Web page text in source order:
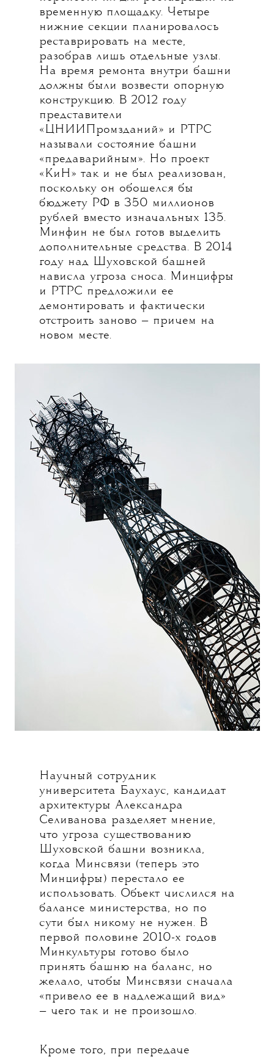
временную площадку. Четыре
нижние секции планировалось
реставрировать на месте,
разобрав лишь отдельные узлы.
На время ремонта внутри башни
должны были возвести опорную
конструкцию. В 2012 году
представители
«ЦНИИПромзданий» и РТРС
называли состояние башни
«предаварийным». Но проект
«КиН» так и не был реализован,
поскольку он обошелся бы
бюджету РФ в 350 миллионов
рублей вместо изначальных 135.
Минфин не был готов выделить
дополнительные средства. В 2014
году над Шуховской башней
нависла угроза сноса. Минцифры
и РТРС предложили ее
демонтировать и фактически
отстроить заново — причем на
новом месте.
Научный сотрудник
университета Баухаус, кандидат
архитектуры Александра
Селиванова разделяет мнение,
что угроза существованию
Шуховской башни возникла,
когда Минсвязи (теперь это
Минцифры) перестало ее
использовать. Объект числился на
балансе министерства, но по
сути был никому не нужен. В
первой половине 2010-х годов
Минкультуры готово было
принять башню на баланс, но
желало, чтобы Минсвязи сначала
«привело ее в надлежащий вид»
— чего так и не произошло.
Кроме того, при передаче